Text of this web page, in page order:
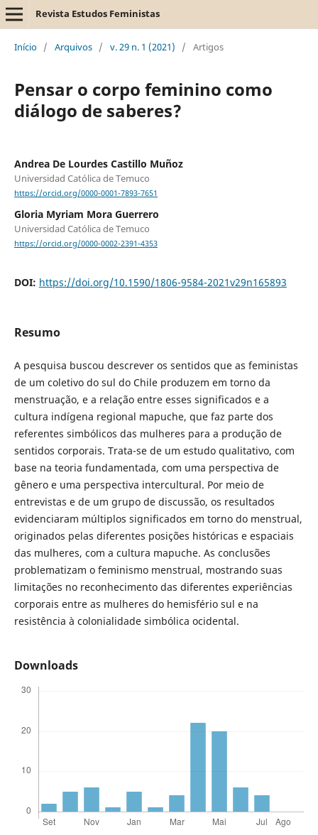
Revista Estudos Feministas
Início / Arquivos / v. 29 n. 1 (2021) / Artigos
Pensar o corpo feminino como
diálogo de saberes?
Andrea De Lourdes Castillo Muñoz
Universidad Católica de Temuco
https://orcid.org/0000-0001-7893-7651
Gloria Myriam Mora Guerrero
Universidad Católica de Temuco
https://orcid.org/0000-0002-2391-4353
DOI: https://doi.org/10.1590/1806-9584-2021v29n165893
Resumo
A pesquisa buscou descrever os sentidos que as feministas
de um coletivo do sul do Chile produzem em torno da
menstruação, e a relação entre esses significados e a
cultura indígena regional mapuche, que faz parte dos
referentes simbólicos das mulheres para a produção de
sentidos corporais. Trata-se de um estudo qualitativo, com
base na teoria fundamentada, com uma perspectiva de
gênero e uma perspectiva intercultural. Por meio de
entrevistas e de um grupo de discussão, os resultados
evidenciaram múltiplos significados em torno do menstrual,
originados pelas diferentes posições históricas e espaciais
das mulheres, com a cultura mapuche. As conclusões
problematizam o feminismo menstrual, mostrando suas
limitações no reconhecimento das diferentes experiências
corporais entre as mulheres do hemisfério sul e na
resistência à colonialidade simbólica ocidental.
Downloads